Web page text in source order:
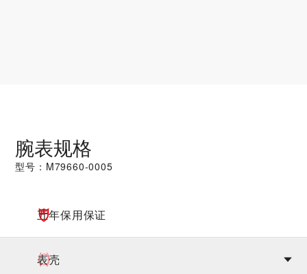
腕表规格
型号：M79660-0005
五年保用保证
表壳